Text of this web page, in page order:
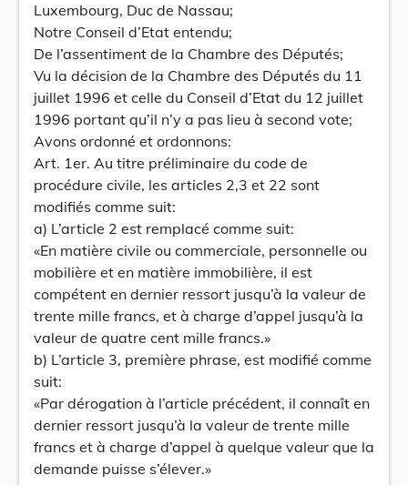
Luxembourg, Duc de Nassau;
Notre Conseil d’Etat entendu;
De l’assentiment de la Chambre des Députés;
Vu la décision de la Chambre des Députés du 11
juillet 1996 et celle du Conseil d’Etat du 12 juillet
1996 portant qu’il n’y a pas lieu à second vote;
Avons ordonné et ordonnons:
Art. 1er. Au titre préliminaire du code de
procédure civile, les articles 2,3 et 22 sont
modifiés comme suit:
a) L’article 2 est remplacé comme suit:
«En matière civile ou commerciale, personnelle ou
mobilière et en matière immobilière, il est
compétent en dernier ressort jusqu’à la valeur de
trente mille francs, et à charge d’appel jusqu’à la
valeur de quatre cent mille francs.»
b) L’article 3, première phrase, est modifié comme
suit:
«Par dérogation à l’article précédent, il connaît en
dernier ressort jusqu’à la valeur de trente mille
francs et à charge d’appel à quelque valeur que la
demande puisse s’élever.»